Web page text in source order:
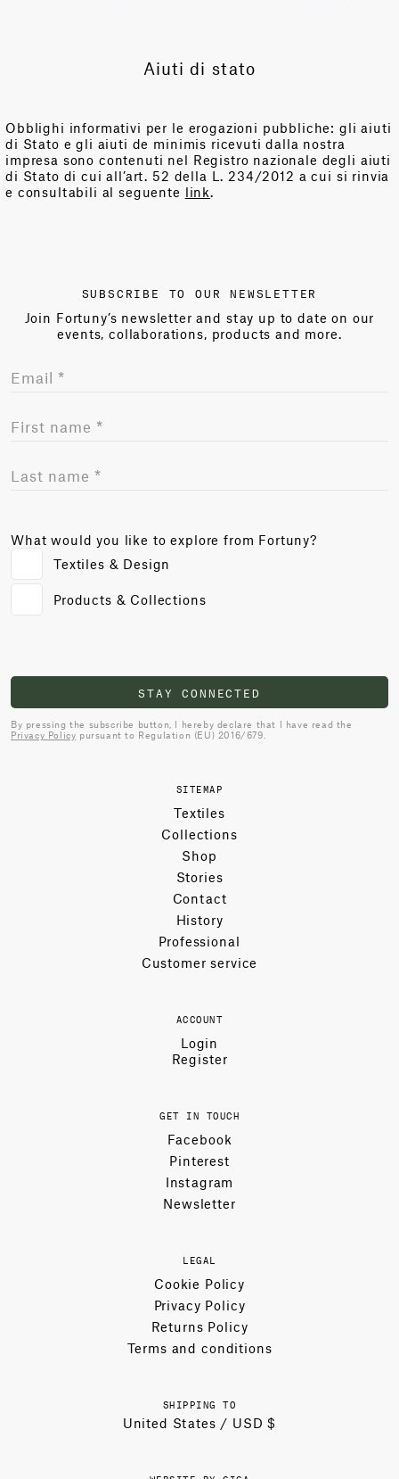
Aiuti di stato
Obblighi informativi per le erogazioni pubbliche: gli aiuti
di Stato e gli aiuti de minimis ricevuti dalla nostra
impresa sono contenuti nel Registro nazionale degli aiuti
di Stato di cui all’art. 52 della L. 234/2012 a cui si rinvia
e consultabili al seguente link.
SUBSCRIBE TO OUR NEWSLETTER
Join Fortuny’s newsletter and stay up to date on our
events, collaborations, products and more.
What would you like to explore from Fortuny?
Textiles & Design
Products & Collections
STAY CONNECTED
By pressing the subscribe button, I hereby declare that I have read the
Privacy Policy pursuant to Regulation (EU) 2016/679.
SITEMAP
Textiles
Collections
Shop
Stories
Contact
History
Professional
Customer service
ACCOUNT
Login
Register
GET IN TOUCH
Facebook
Pinterest
Instagram
Newsletter
LEGAL
Cookie Policy
Privacy Policy
Returns Policy
Terms and conditions
SHIPPING TO
United States / USD $